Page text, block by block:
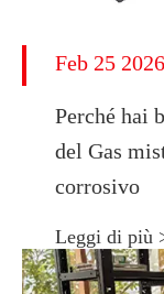
Feb 25 2026
Perché hai
del Gas
corrosivo
Leggi di più